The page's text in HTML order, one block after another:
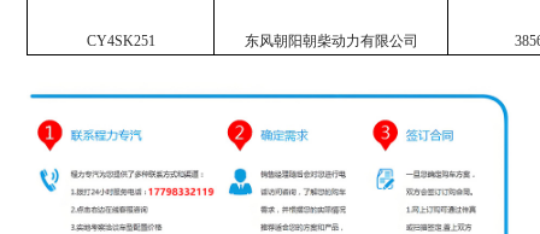
CY4SK251 东风朝阳朝柴动力有限公司